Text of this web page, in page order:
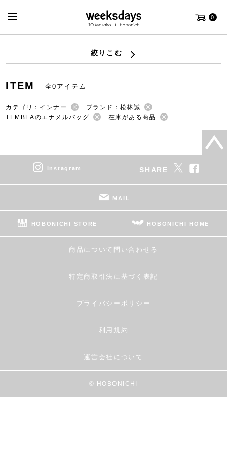
0
絞りこむ
ITEM 全0アイテム
カテゴリ：インナー
ブランド：松林誠
TEMBEAのエナメルバッグ
在庫がある商品
instagram SHARE
MAIL
HOBONICHI STORE HOBONICHI HOME
商品について問い合わせる
特定商取引法に基づく表記
プライバシーポリシー
利用規約
運営会社について
© HOBONICHI